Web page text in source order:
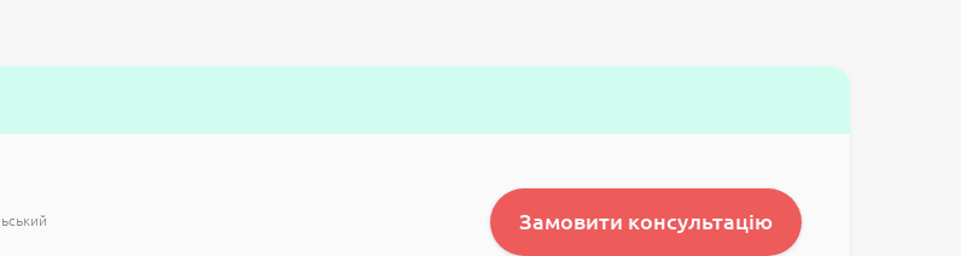
Замовити консультацію